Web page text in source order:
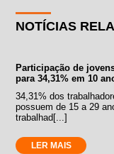
NOTÍCIAS
Participação de
para 34,31% em 10
34,31% dos
possuem de 15 a 29
trabalhad[...]
LER MAIS